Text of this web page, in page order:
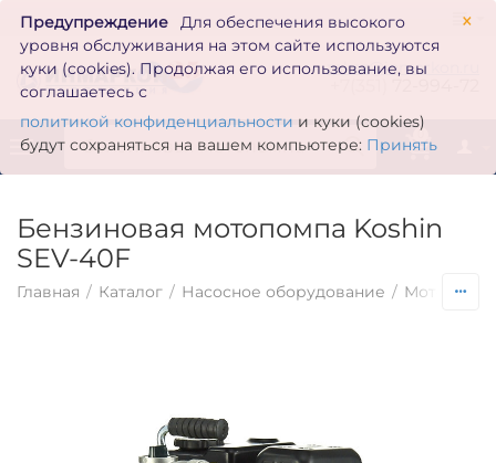
×
Предупреждение
Для обеспечения высокого
уровня обслуживания на этом сайте используются
куки (cookies). Продолжая его использование, вы
соглашаетесь с
политикой конфиденциальности и куки (cookies)
будут сохраняться на вашем компьютере: Принять
zakaz@inmarkon.ru
0
Бензиновая мотопомпа Koshin
SEV-40F
Главная / Каталог / Насосное оборудование /